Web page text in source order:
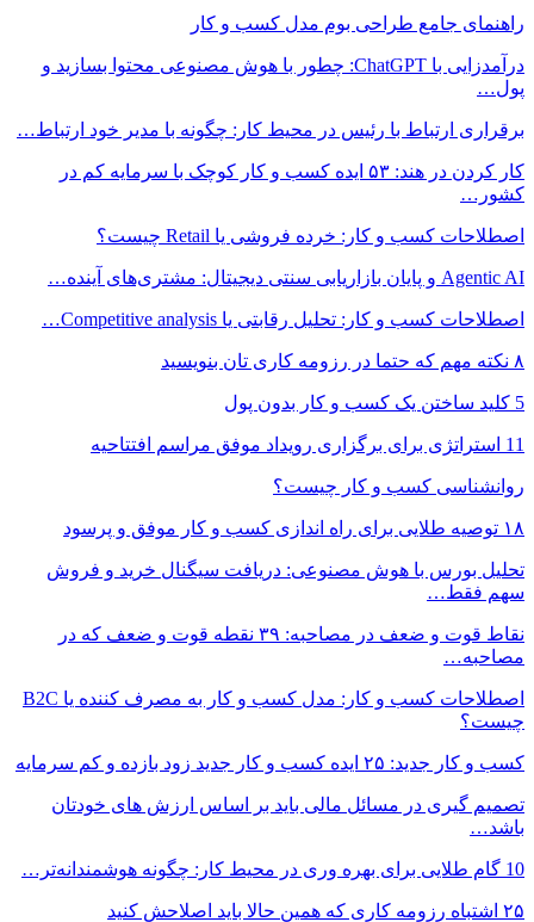
راهنمای جامع طراحی بوم مدل کسب و کار
درآمدزایی با ChatGPT: چطور با هوش مصنوعی محتوا بسازید و
پول…
برقراری ارتباط با رئیس در محیط کار: چگونه با مدیر خود ارتباط…
کار کردن در هند: ۵۳ ایده کسب و کار کوچک با سرمایه کم در
کشور…
اصطلاحات کسب و کار: خرده فروشی یا Retail چیست؟
Agentic AI و پایان بازاریابی سنتی دیجیتال: مشتری‌های آینده…
اصطلاحات کسب و کار: تحلیل رقابتی یا Competitive analysis…
۸ نکته مهم که حتما در رزومه کاری تان بنویسید
5 کلید ساختن یک کسب و کار بدون پول
11 استراتژی برای برگزاری رویداد موفق مراسم افتتاحیه
روانشناسی کسب و کار چیست؟
۱۸ توصیه طلایی برای راه اندازی کسب و کار موفق و پرسود
تحلیل بورس با هوش مصنوعی: دریافت سیگنال خرید و فروش
سهم فقط…
نقاط قوت و ضعف در مصاحبه: ۳۹ نقطه قوت و ضعف که در
مصاحبه…
اصطلاحات کسب و کار: مدل کسب و کار به مصرف کننده یا B2C
چیست؟
کسب و کار جدید: ۲۵ ایده کسب و کار جدید زود بازده و کم سرمایه
تصمیم گیری در مسائل مالی باید بر اساس ارزش های خودتان
باشد…
10 گام طلایی برای بهره وری در محیط کار: چگونه هوشمندانه‌تر…
۲۵ اشتباه رزومه کاری که همین حالا باید اصلاحش کنید